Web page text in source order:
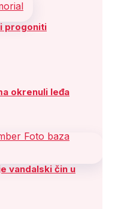
progoniti
okrenuli leđa
vandalski čin u